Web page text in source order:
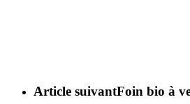
Article suivantFoin bio à